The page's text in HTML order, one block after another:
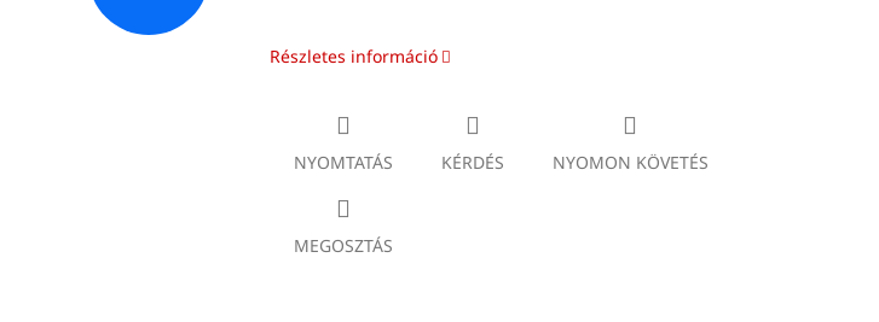
Részletes információ
NYOMTATÁS KÉRDÉS NYOMON KÖVETÉS
MEGOSZTÁS